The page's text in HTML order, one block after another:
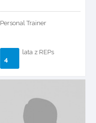
Personal Trainer
4
lata z REPs